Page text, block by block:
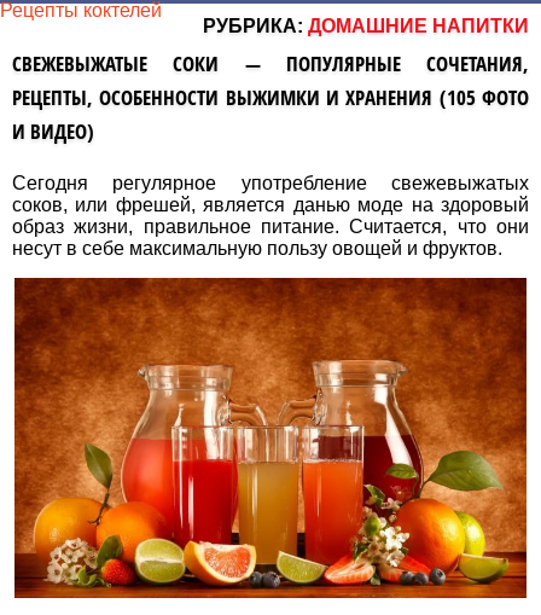
Рецепты коктелей
РУБРИКА: ДОМАШНИЕ НАПИТКИ
СВЕЖЕВЫЖАТЫЕ СОКИ — ПОПУЛЯРНЫЕ СОЧЕТАНИЯ,
РЕЦЕПТЫ, ОСОБЕННОСТИ ВЫЖИМКИ И ХРАНЕНИЯ (105 ФОТО
И ВИДЕО)
Сегодня регулярное употребление свежевыжатых
соков, или фрешей, является данью моде на здоровый
образ жизни, правильное питание. Считается, что они
несут в себе максимальную пользу овощей и фруктов.